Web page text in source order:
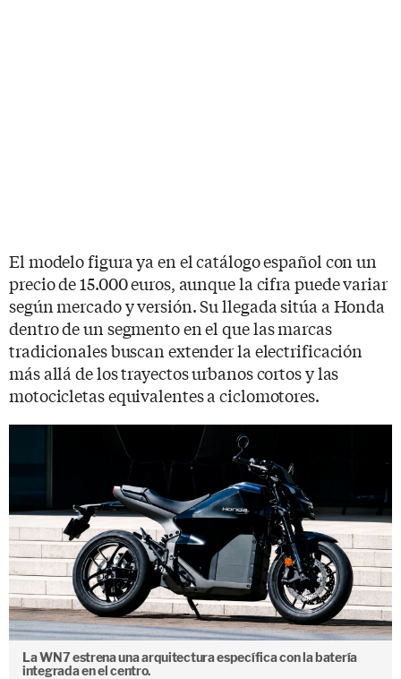
El modelo figura ya en el catálogo español con un
precio de 15.000 euros, aunque la cifra puede variar
según mercado y versión. Su llegada sitúa a Honda
dentro de un segmento en el que las marcas
tradicionales buscan extender la electrificación
más allá de los trayectos urbanos cortos y las
motocicletas equivalentes a ciclomotores.
La WN7 estrena una arquitectura específica con la batería
integrada en el centro.